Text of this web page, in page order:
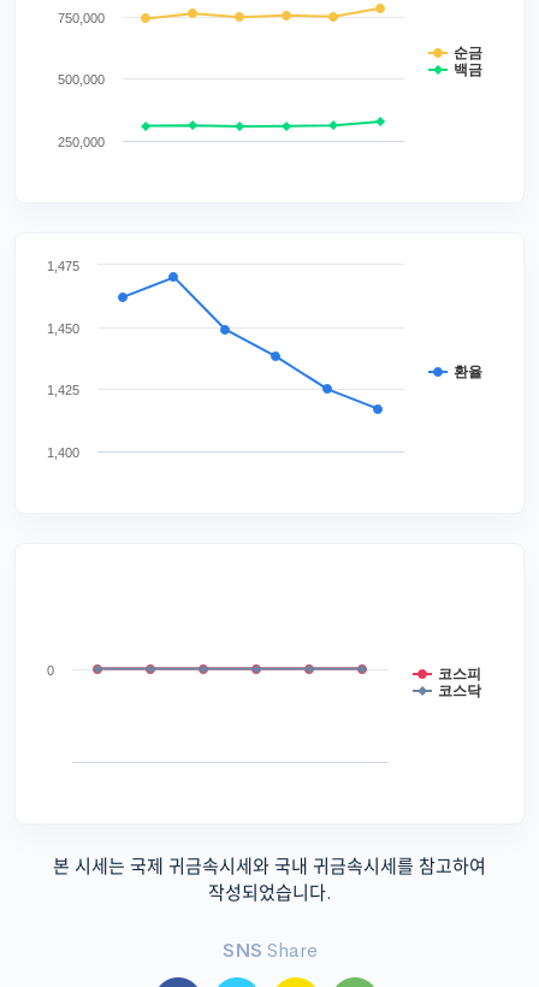
순금
백금
250,000
500,000
750,000
환율
1,400
1,425
1,450
1,475
코스피
코스닥
0
본 시세는 국제 귀금속시세와 국내 귀금속시세를 참고하여
작성되었습니다.
SNS Share